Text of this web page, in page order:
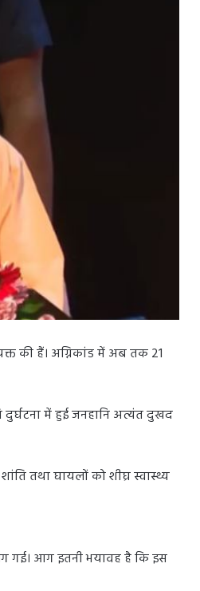
की हैं। अग्निकांड में अब तक 21
दुर्घटना में हुई जनहानि अत्यंत दुखद
तथा घायलों को शीघ्र स्वास्थ्य
गई। आग इतनी भयावह है कि इस